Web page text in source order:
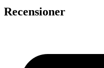
Recensioner